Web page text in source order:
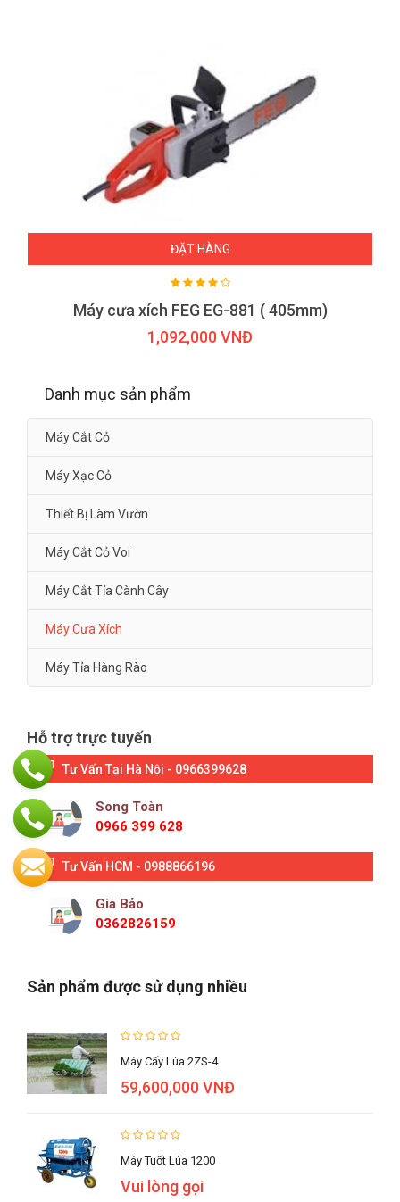
ĐẶT HÀNG
Máy cưa xích FEG EG-881 ( 405mm)
1,092,000 VNĐ
Danh mục sản phẩm
Máy Cắt Cỏ
Máy Xạc Cỏ
Thiết Bị Làm Vườn
Máy Cắt Cỏ Voi
Máy Cắt Tỉa Cành Cây
Máy Cưa Xích
Máy Tỉa Hàng Rào
Hỗ trợ trực tuyến
Tư Vấn Tại Hà Nội - 0966399628
Song Toàn
0966 399 628
Tư Vấn HCM - 0988866196
Gia Bảo
0362826159
Sản phẩm được sử dụng nhiều
Máy Cấy Lúa 2ZS-4
59,600,000 VNĐ
Máy Tuốt Lúa 1200
Vui lòng gọi